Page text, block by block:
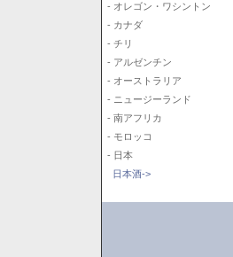
- オレゴン・ワシントン
- カナダ
- チリ
- アルゼンチン
- オーストラリア
- ニュージーランド
- 南アフリカ
- モロッコ
- 日本
日本酒->